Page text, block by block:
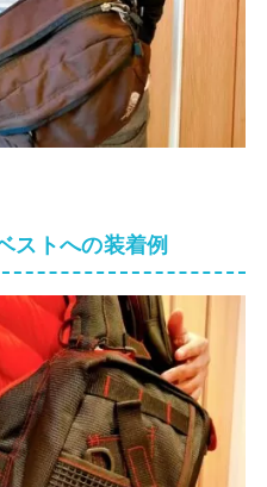
ストへの装着例